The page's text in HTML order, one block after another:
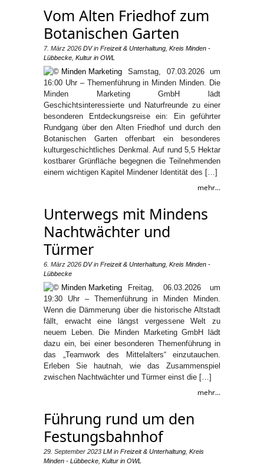
Vom Alten Friedhof zum
Botanischen Garten
7. März 2026 DVin Freizeit & Unterhaltung Kreis Minden -
Lübbecke Kultur in OWL
Samstag, 07.03.2026 um
16:00 Uhr – Themenführung in Minden Minden. Die
Minden Marketing GmbH lädt
Geschichtsinteressierte und Naturfreunde zu einer
besonderen Entdeckungsreise ein: Ein geführter
Rundgang über den Alten Friedhof und durch den
Botanischen Garten offenbart ein besonderes
kulturgeschichtliches Denkmal. Auf rund 5,5 Hektar
kostbarer Grünfläche begegnen die Teilnehmenden
einem wichtigen Kapitel Mindener Identität des […]
mehr...
Unterwegs mit Mindens
Nachtwächter und
Türmer
6. März 2026 DVin Freizeit & Unterhaltung Kreis Minden -
Lübbecke
Freitag, 06.03.2026 um
19:30 Uhr – Themenführung in Minden Minden.
Wenn die Dämmerung über die historische Altstadt
fällt, erwacht eine längst vergessene Welt zu
neuem Leben. Die Minden Marketing GmbH lädt
dazu ein, bei einer besonderen Themenführung in
das „Teamwork des Mittelalters“ einzutauchen.
Erleben Sie hautnah, wie das Zusammenspiel
zwischen Nachtwächter und Türmer einst die […]
mehr...
Führung rund um den
Festungsbahnhof
29. September 2023 LM in Freizeit & Unterhaltung Kreis
Minden - Lübbecke Kultur in OWL